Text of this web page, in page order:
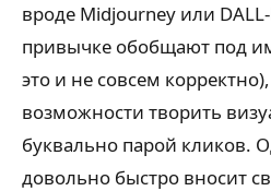
вроде Midjourney или
привычке обобщают под
это и не совсем
возможности творить
буквально парой кликов.
довольно быстро вносит